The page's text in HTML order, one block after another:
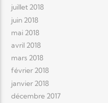
juillet 2018
juin 2018
mai 2018
avril 2018
mars 2018
février 2018
janvier 2018
décembre 2017